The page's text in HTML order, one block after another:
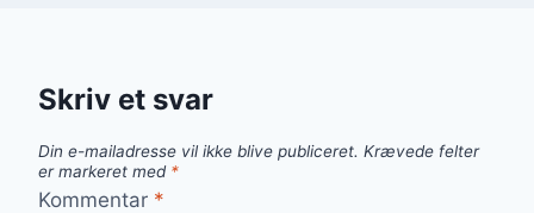
Skriv et svar
Din e-mailadresse vil ikke blive publiceret. Krævede felter
er markeret med *
Kommentar *